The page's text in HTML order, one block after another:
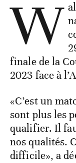
W
finale de la
2023 face à
«C’est un
sont plus les
qualifier. Il
nos qualités.
difficile», a